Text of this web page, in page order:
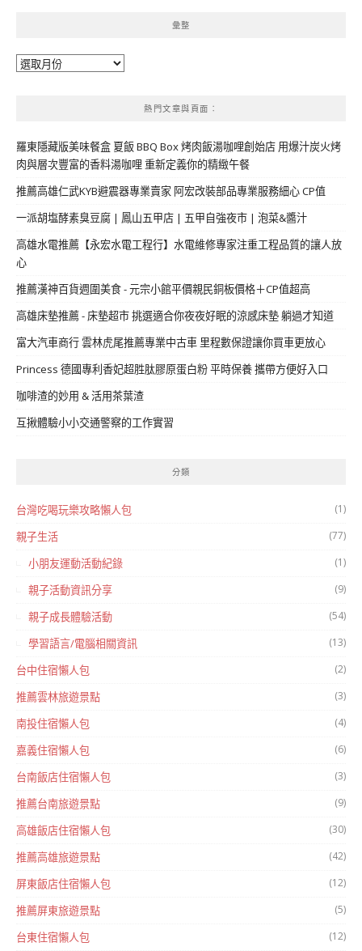
彙整
彙
熱門文章與頁面︰
羅東隱藏版美味餐盒 夏飯 BBQ Box 烤肉飯湯咖哩創始店 用爆汁炭火烤
肉與層次豐富的香料湯咖哩 重新定義你的精緻午餐
推薦高雄仁武KYB避震器專業賣家 阿宏改裝部品專業服務細心 CP值
一派胡塩酵素臭豆腐 | 鳳山五甲店 | 五甲自強夜市 | 泡菜&醬汁
高雄水電推薦【永宏水電工程行】水電維修專家注重工程品質的讓人放
心
推薦漢神百貨週圍美食 - 元宗小館平價親民銅板價格＋CP值超高
高雄床墊推薦 - 床墊超市 挑選適合你夜夜好眠的涼感床墊 躺過才知道
富大汽車商行 雲林虎尾推薦專業中古車 里程數保證讓你買車更放心
Princess 德國專利香妃超胜肽膠原蛋白粉 平時保養 攜帶方便好入口
咖啡渣的妙用 & 活用茶葉渣
互揪體驗小小交通警察的工作實習
分類
台灣吃喝玩樂攻略懶人包 (1)
親子生活 (77)
小朋友運動活動紀錄 (1)
親子活動資訊分享 (9)
親子成長體驗活動 (54)
學習語言/電腦相關資訊 (13)
台中住宿懶人包 (2)
推薦雲林旅遊景點 (3)
南投住宿懶人包 (4)
嘉義住宿懶人包 (6)
台南飯店住宿懶人包 (3)
推薦台南旅遊景點 (9)
高雄飯店住宿懶人包 (30)
推薦高雄旅遊景點 (42)
屏東飯店住宿懶人包 (12)
推薦屏東旅遊景點 (5)
台東住宿懶人包 (12)